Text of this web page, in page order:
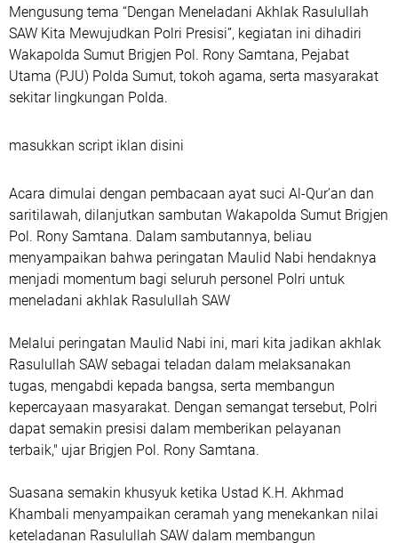
Mengusung tema “Dengan Meneladani Akhlak Rasulullah
SAW Kita Mewujudkan Polri Presisi”, kegiatan ini dihadiri
Wakapolda Sumut Brigjen Pol. Rony Samtana, Pejabat
Utama (PJU) Polda Sumut, tokoh agama, serta masyarakat
sekitar lingkungan Polda.
masukkan script iklan disini
Acara dimulai dengan pembacaan ayat suci Al-Qur’an dan
saritilawah, dilanjutkan sambutan Wakapolda Sumut Brigjen
Pol. Rony Samtana. Dalam sambutannya, beliau
menyampaikan bahwa peringatan Maulid Nabi hendaknya
menjadi momentum bagi seluruh personel Polri untuk
meneladani akhlak Rasulullah SAW
Melalui peringatan Maulid Nabi ini, mari kita jadikan akhlak
Rasulullah SAW sebagai teladan dalam melaksanakan
tugas, mengabdi kepada bangsa, serta membangun
kepercayaan masyarakat. Dengan semangat tersebut, Polri
dapat semakin presisi dalam memberikan pelayanan
terbaik," ujar Brigjen Pol. Rony Samtana.
Suasana semakin khusyuk ketika Ustad K.H. Akhmad
Khambali menyampaikan ceramah yang menekankan nilai
keteladanan Rasulullah SAW dalam membangun